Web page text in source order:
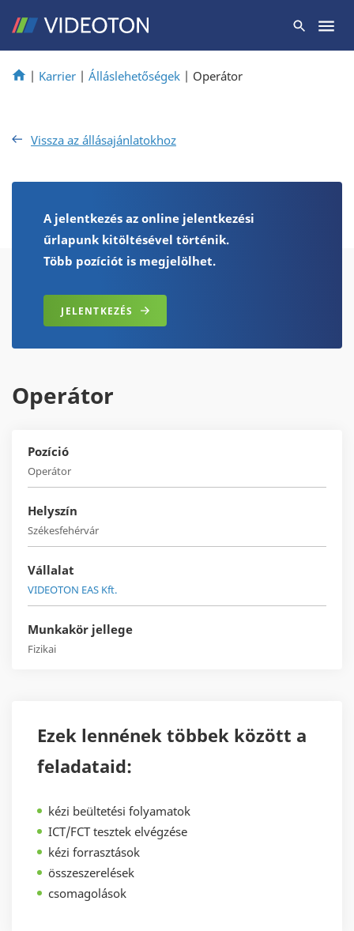
| Karrier | Álláslehetőségek | Operátor
Vissza az állásajánlatokhoz
A jelentkezés az online jelentkezési
űrlapunk kitöltésével történik.
Több pozíciót is megjelölhet.
JELENTKEZÉS
Operátor
Ezek lennének többek között a
feladataid:
kézi beültetési folyamatok
ICT/FCT tesztek elvégzése
kézi forrasztások
összeszerelések
csomagolások
Pozíció
Operátor
Helyszín
Székesfehérvár
Vállalat
VIDEOTON EAS Kft.
Munkakör jellege
Fizikai